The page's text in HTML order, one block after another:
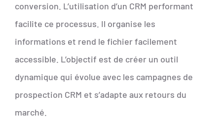
conversion. L’utilisation d’un CRM performant
facilite ce processus. Il organise les
informations et rend le fichier facilement
accessible. L’objectif est de créer un outil
dynamique qui évolue avec les campagnes de
prospection CRM et s’adapte aux retours du
marché.